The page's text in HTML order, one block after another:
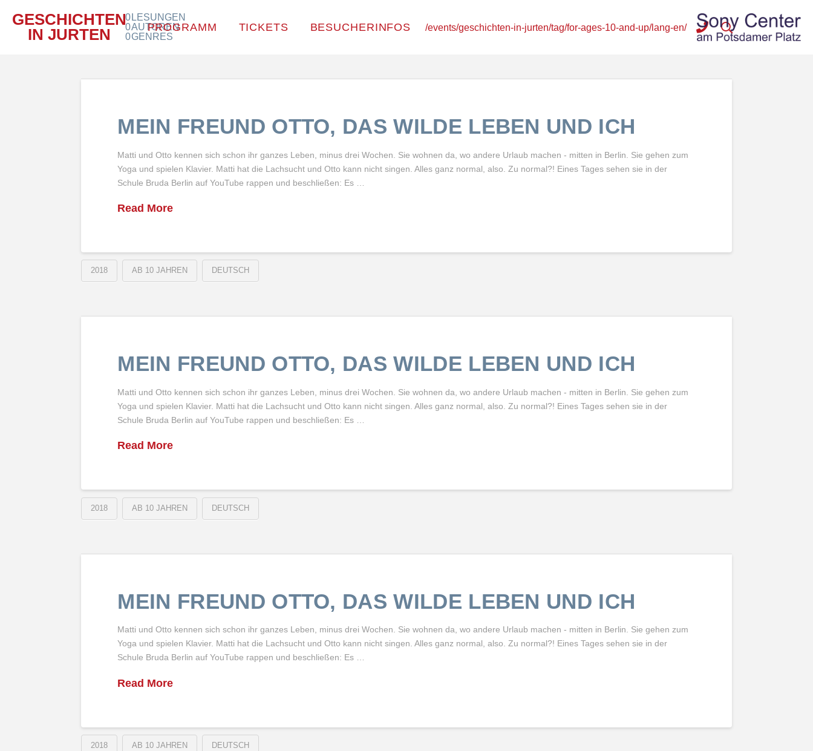
GESCHICHTEN
IN JURTEN
0
0
0
LESUNGEN
AUTOREN
GENRES
PROGRAMM TICKETS BESUCHERINFOS /events/geschichten-in-jurten/tag/for-ages-10-and-up/lang-en/
MEIN FREUND OTTO, DAS WILDE LEBEN UND ICH
Matti und Otto kennen sich schon ihr ganzes Leben, minus drei Wochen. Sie wohnen da, wo andere Urlaub machen - mitten in Berlin. Sie gehen zum
Yoga und spielen Klavier. Matti hat die Lachsucht und Otto kann nicht singen. Alles ganz normal, also. Zu normal?! Eines Tages sehen sie in der
Schule Bruda Berlin auf YouTube rappen und beschließen: Es …
Read More
2018 AB 10 JAHREN DEUTSCH
MEIN FREUND OTTO, DAS WILDE LEBEN UND ICH
Matti und Otto kennen sich schon ihr ganzes Leben, minus drei Wochen. Sie wohnen da, wo andere Urlaub machen - mitten in Berlin. Sie gehen zum
Yoga und spielen Klavier. Matti hat die Lachsucht und Otto kann nicht singen. Alles ganz normal, also. Zu normal?! Eines Tages sehen sie in der
Schule Bruda Berlin auf YouTube rappen und beschließen: Es …
Read More
2018 AB 10 JAHREN DEUTSCH
MEIN FREUND OTTO, DAS WILDE LEBEN UND ICH
Matti und Otto kennen sich schon ihr ganzes Leben, minus drei Wochen. Sie wohnen da, wo andere Urlaub machen - mitten in Berlin. Sie gehen zum
Yoga und spielen Klavier. Matti hat die Lachsucht und Otto kann nicht singen. Alles ganz normal, also. Zu normal?! Eines Tages sehen sie in der
Schule Bruda Berlin auf YouTube rappen und beschließen: Es …
Read More
2018 AB 10 JAHREN DEUTSCH